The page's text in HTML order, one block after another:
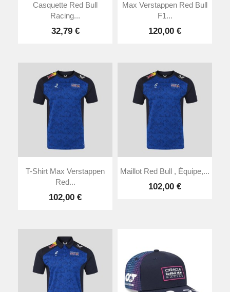
Casquette Red Bull
Racing...
32,79 €
Max Verstappen Red Bull
F1...
120,00 €
T-Shirt Max Verstappen
Red...
102,00 €
Maillot Red Bull , Équipe,...
102,00 €